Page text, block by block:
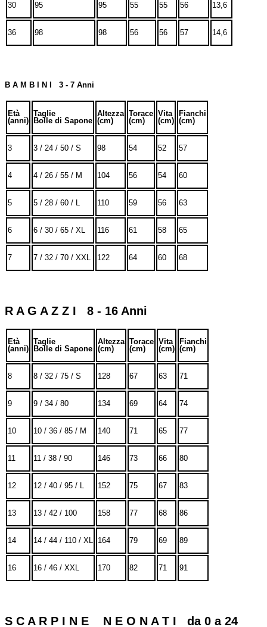
30 95 95 55 55 56 13,6
36 98 98 56 56 57 14,6
B A M B I N I 3 - 7 Anni
Età
(anni)
Taglie
Bolle di Sapone
Altezza
(cm)
Torace
(cm)
Vita
(cm)
Fianchi
(cm)
3 3 / 24 / 50 / S 98 54 52 57
4 4 / 26 / 55 / M 104 56 54 60
5 5 / 28 / 60 / L 110 59 56 63
6 6 / 30 / 65 / XL 116 61 58 65
7 7 / 32 / 70 / XXL 122 64 60 68
R A G A Z Z I 8 - 16 Anni
Età
(anni)
Taglie
Bolle di Sapone
Altezza
(cm)
Torace
(cm)
Vita
(cm)
Fianchi
(cm)
8 8 / 32 / 75 / S 128 67 63 71
9 9 / 34 / 80 134 69 64 74
10 10 / 36 / 85 / M 140 71 65 77
11 11 / 38 / 90 146 73 66 80
12 12 / 40 / 95 / L 152 75 67 83
13 13 / 42 / 100 158 77 68 86
14 14 / 44 / 110 / XL 164 79 69 89
16 16 / 46 / XXL 170 82 71 91
S C A R P I N E N E O N A T I da 0 a 24